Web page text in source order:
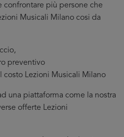
confrontare più persone che
Musicali Milano cosi da
preventivo
costo Lezioni Musicali Milano
una piattaforma come la nostra
offerte Lezioni